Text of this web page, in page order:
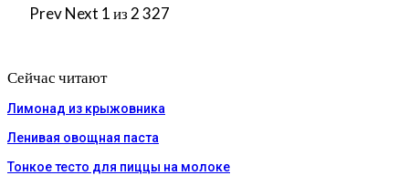
PrevNext 1 из 2 327
Сейчас читают
Лимонад из крыжовника
Ленивая овощная паста
Тонкое тесто для пиццы на молоке